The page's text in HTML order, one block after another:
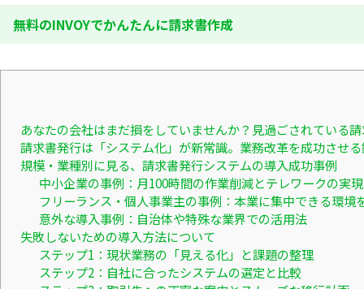
無料のINVOYでかんたんに請求書作成
あなたの会社はまだ損をしていませんか？見過ごされている
請求書発行は「システム化」が新常識。業務改革を成功させ
規模・業種別に見る、請求書発行システムの導入成功事例
中小企業の事例：月100時間の作業削減とテレワークの実現
フリーランス・個人事業主の事例：本業に集中できる環境
意外な導入事例：自治体や特殊な業界での活用法
失敗しないための導入方法について
ステップ1：現状業務の「見える化」と課題の整理
ステップ2：自社に合ったシステムの選定と比較